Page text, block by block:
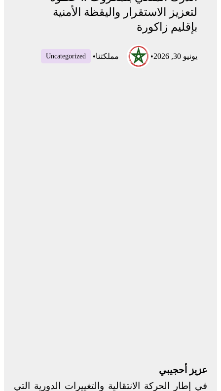
لتعزيز الاستقرار واليقظة الأمنية
بإقليم زاكورة
يونيو 30, 2026 • مملكتنا•
Uncategorized
عزيز أحجيبي
في إطار الحركة الانتقالية والتغييرات الدورية التي